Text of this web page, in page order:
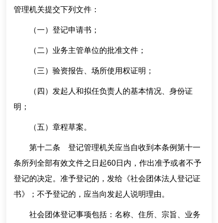
管理机关提交下列文件：
（一）登记申请书；
（二）业务主管单位的批准文件；
（三）验资报告、场所使用权证明；
（四）发起人和拟任负责人的基本情况、身份证
明；
（五）章程草案。
第十二条 登记管理机关应当自收到本条例第十一
条所列全部有效文件之日起60日内，作出准予或者不予
登记的决定。准予登记的，发给《社会团体法人登记证
书》；不予登记的，应当向发起人说明理由。
社会团体登记事项包括：名称、住所、宗旨、业务